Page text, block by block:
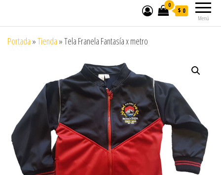
Menú
0
$ 0
Portada »Tienda »Tela Franela Fantasía x metro